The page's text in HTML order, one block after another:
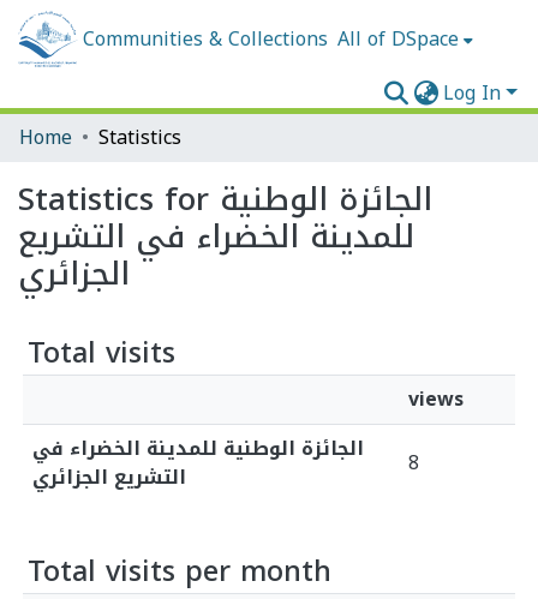
Communities & Collections All of DSpace
Log In
Home
Statistics
Statistics for الجائزة الوطنية
للمدينة الخضراء في التشريع
الجزائري
Total visits
views
الجائزة الوطنية للمدينة الخضراء في
التشريع الجزائري 8
Total visits per month